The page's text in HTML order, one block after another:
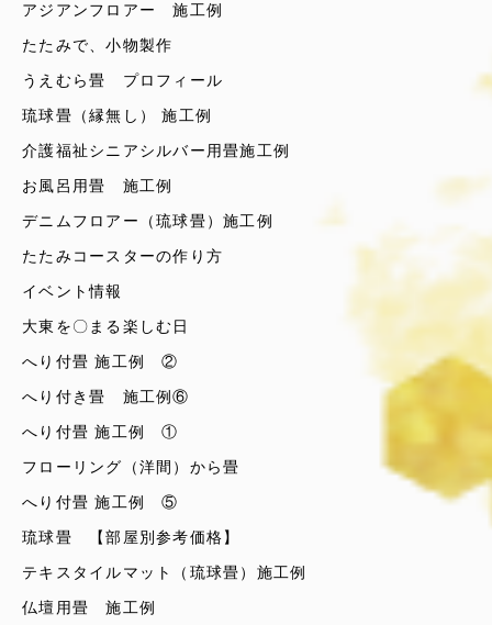
アジアンフロアー 施工例
たたみで、小物製作
うえむら畳 プロフィール
琉球畳（縁無し） 施工例
介護福祉シニアシルバー用畳施工例
お風呂用畳 施工例
デニムフロアー（琉球畳）施工例
たたみコースターの作り方
イベント情報
大東を〇まる楽しむ日
へり付畳 施工例 ②
へり付き畳 施工例⑥
へり付畳 施工例 ①
フローリング（洋間）から畳
へり付畳 施工例 ⑤
琉球畳 【部屋別参考価格】
テキスタイルマット（琉球畳）施工例
仏壇用畳 施工例